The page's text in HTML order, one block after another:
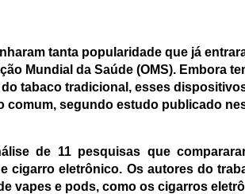
tanta popularidade que já
Mundial da Saúde (OMS). Embora
tabaco tradicional, esses
comum, segundo estudo publicado
de 11 pesquisas que
cigarro eletrônico. Os autores do
vapes e pods, como os cigarros